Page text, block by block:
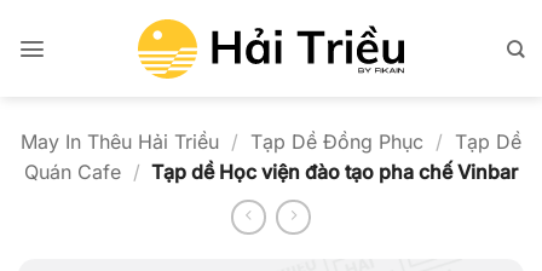
qua
May In Thêu Hải Triều / Tạp Dề Đồng Phục / Tạp Dề
Quán Cafe / Tạp dề Học viện đào tạo pha chế Vinbar